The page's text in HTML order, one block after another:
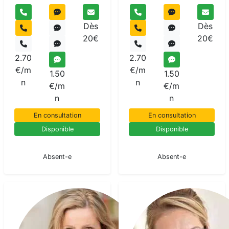
2.70
€/m
n
1.50
€/m
n
Dès
20€
En consultation
Disponible
Absent-e
2.70
€/m
n
1.50
€/m
n
Dès
20€
En consultation
Disponible
Absent-e